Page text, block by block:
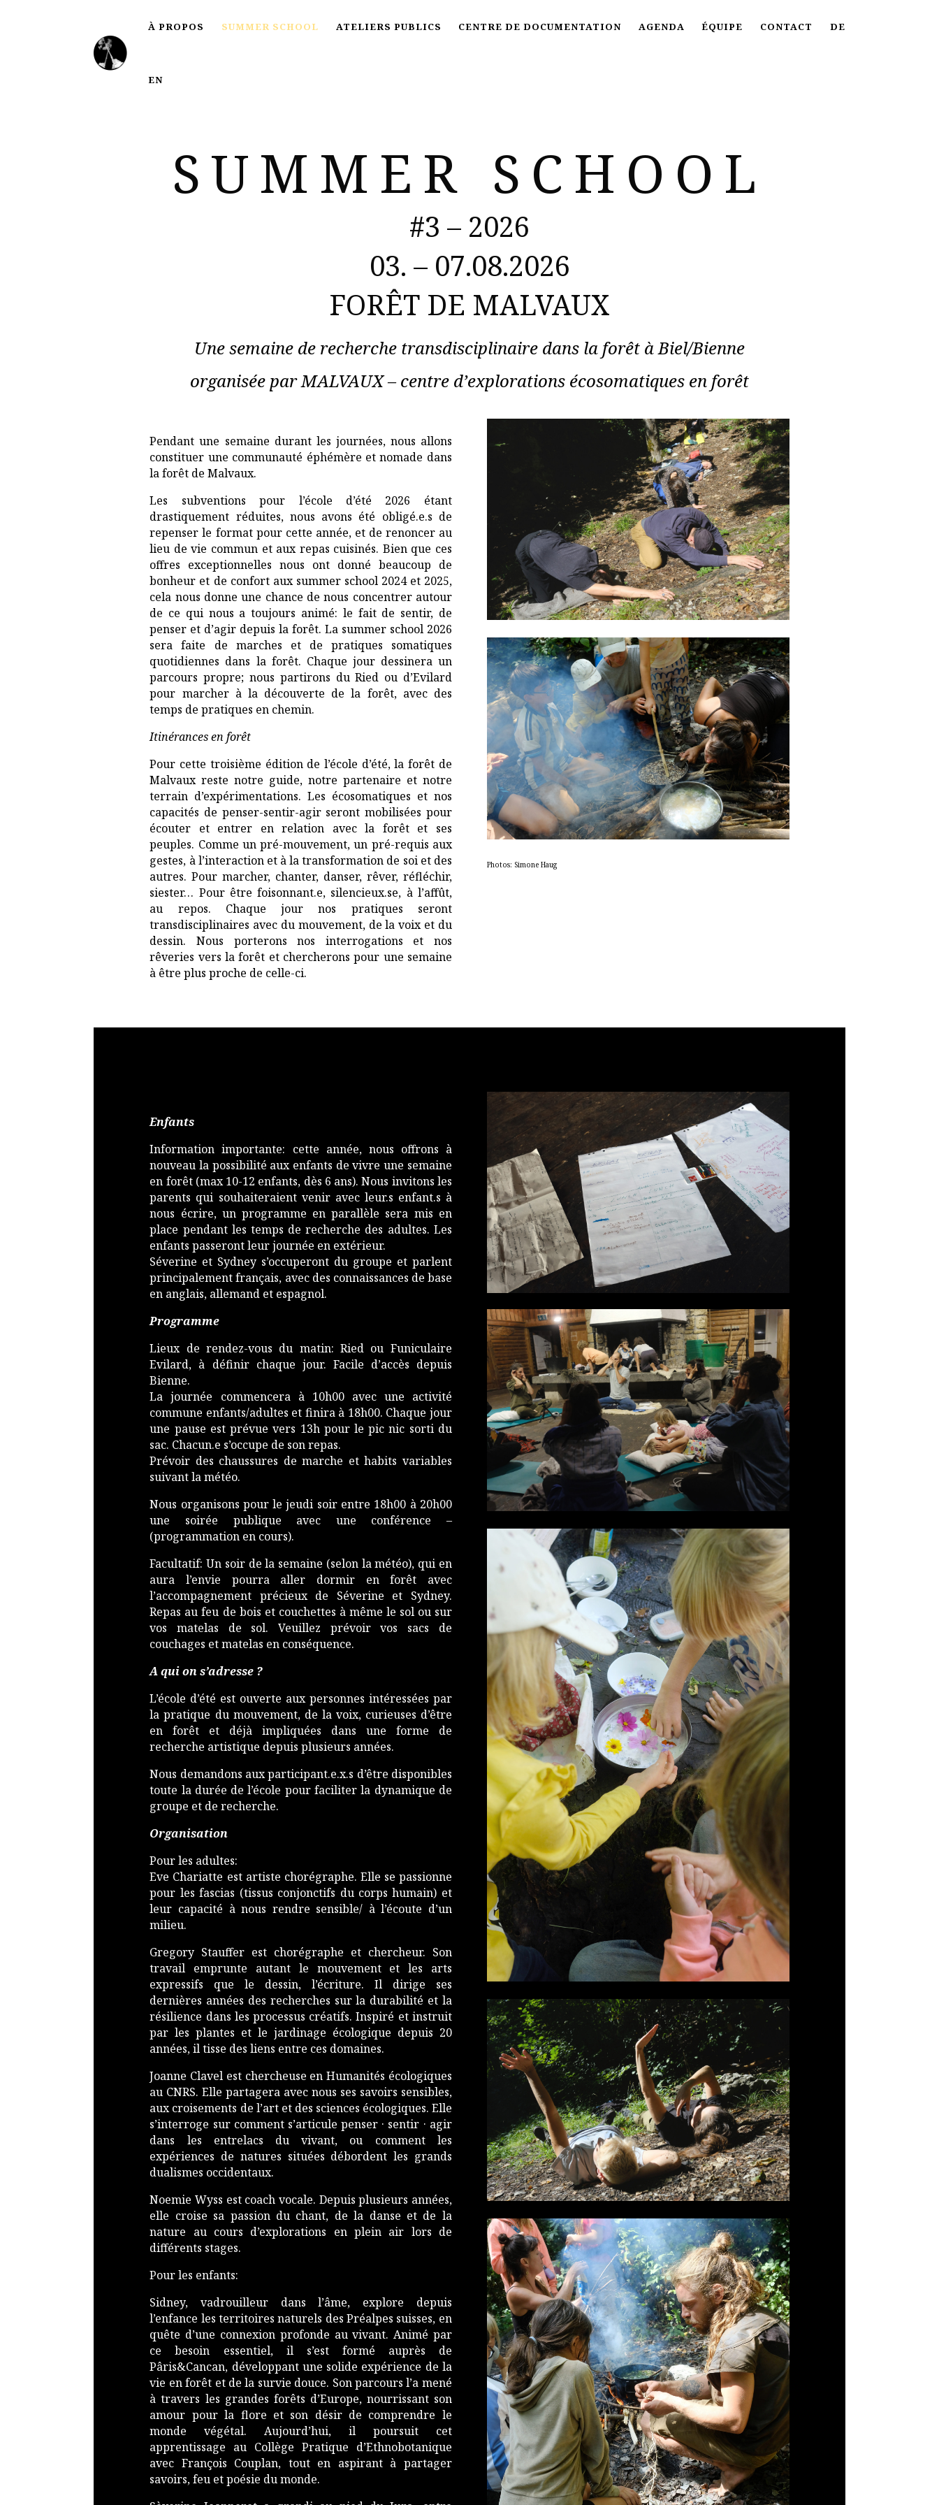
À PROPOS SUMMER SCHOOL ATELIERS PUBLICS CENTRE DE DOCUMENTATION AGENDA ÉQUIPE CONTACT DE
EN
SUMMER SCHOOL
#3 – 2026
03. – 07.08.2026
FORÊT DE MALVAUX
Une semaine de recherche transdisciplinaire dans la forêt à Biel/Bienne
organisée par MALVAUX – centre d’explorations écosomatiques en forêt
Pendant une semaine durant les journées, nous allons
constituer une communauté éphémère et nomade dans
la forêt de Malvaux.
Les subventions pour l’école d’été 2026 étant
drastiquement réduites, nous avons été obligé.e.s de
repenser le format pour cette année, et de renoncer au
lieu de vie commun et aux repas cuisinés. Bien que ces
offres exceptionnelles nous ont donné beaucoup de
bonheur et de confort aux summer school 2024 et 2025,
cela nous donne une chance de nous concentrer autour
de ce qui nous a toujours animé: le fait de sentir, de
penser et d’agir depuis la forêt. La summer school 2026
sera faite de marches et de pratiques somatiques
quotidiennes dans la forêt. Chaque jour dessinera un
parcours propre; nous partirons du Ried ou d’Evilard
pour marcher à la découverte de la forêt, avec des
temps de pratiques en chemin.
Itinérances en forêt
Pour cette troisième édition de l’école d’été, la forêt de
Malvaux reste notre guide, notre partenaire et notre
terrain d’expérimentations. Les écosomatiques et nos
capacités de penser-sentir-agir seront mobilisées pour
écouter et entrer en relation avec la forêt et ses
peuples. Comme un pré-mouvement, un pré-requis aux
gestes, à l’interaction et à la transformation de soi et des
autres. Pour marcher, chanter, danser, rêver, réfléchir,
siester… Pour être foisonnant.e, silencieux.se, à l’affût,
au repos. Chaque jour nos pratiques seront
transdisciplinaires avec du mouvement, de la voix et du
dessin. Nous porterons nos interrogations et nos
rêveries vers la forêt et chercherons pour une semaine
à être plus proche de celle-ci.
Photos: Simone Haug
Enfants
Information importante: cette année, nous offrons à
nouveau la possibilité aux enfants de vivre une semaine
en forêt (max 10-12 enfants, dès 6 ans). Nous invitons les
parents qui souhaiteraient venir avec leur.s enfant.s à
nous écrire, un programme en parallèle sera mis en
place pendant les temps de recherche des adultes. Les
enfants passeront leur journée en extérieur.
Séverine et Sydney s’occuperont du groupe et parlent
principalement français, avec des connaissances de base
en anglais, allemand et espagnol.
Programme
Lieux de rendez-vous du matin: Ried ou Funiculaire
Evilard, à définir chaque jour. Facile d’accès depuis
Bienne.
La journée commencera à 10h00 avec une activité
commune enfants/adultes et finira à 18h00. Chaque jour
une pause est prévue vers 13h pour le pic nic sorti du
sac. Chacun.e s’occupe de son repas.
Prévoir des chaussures de marche et habits variables
suivant la météo.
Nous organisons pour le jeudi soir entre 18h00 à 20h00
une soirée publique avec une conférence –
(programmation en cours).
Facultatif: Un soir de la semaine (selon la météo), qui en
aura l’envie pourra aller dormir en forêt avec
l’accompagnement précieux de Séverine et Sydney.
Repas au feu de bois et couchettes à même le sol ou sur
vos matelas de sol. Veuillez prévoir vos sacs de
couchages et matelas en conséquence.
A qui on s’adresse ?
L’école d’été est ouverte aux personnes intéressées par
la pratique du mouvement, de la voix, curieuses d’être
en forêt et déjà impliquées dans une forme de
recherche artistique depuis plusieurs années.
Nous demandons aux participant.e.x.s d’être disponibles
toute la durée de l’école pour faciliter la dynamique de
groupe et de recherche.
Organisation
Pour les adultes:
Eve Chariatte est artiste chorégraphe. Elle se passionne
pour les fascias (tissus conjonctifs du corps humain) et
leur capacité à nous rendre sensible/ à l’écoute d’un
milieu.
Gregory Stauffer est chorégraphe et chercheur. Son
travail emprunte autant le mouvement et les arts
expressifs que le dessin, l’écriture. Il dirige ses
dernières années des recherches sur la durabilité et la
résilience dans les processus créatifs. Inspiré et instruit
par les plantes et le jardinage écologique depuis 20
années, il tisse des liens entre ces domaines.
Joanne Clavel est chercheuse en Humanités écologiques
au CNRS. Elle partagera avec nous ses savoirs sensibles,
aux croisements de l’art et des sciences écologiques. Elle
s’interroge sur comment s’articule penser · sentir · agir
dans les entrelacs du vivant, ou comment les
expériences de natures situées débordent les grands
dualismes occidentaux.
Noemie Wyss est coach vocale. Depuis plusieurs années,
elle croise sa passion du chant, de la danse et de la
nature au cours d’explorations en plein air lors de
différents stages.
Pour les enfants:
Sidney, vadrouilleur dans l’âme, explore depuis
l’enfance les territoires naturels des Préalpes suisses, en
quête d’une connexion profonde au vivant. Animé par
ce besoin essentiel, il s’est formé auprès de
Pâris&Cancan, développant une solide expérience de la
vie en forêt et de la survie douce. Son parcours l’a mené
à travers les grandes forêts d’Europe, nourrissant son
amour pour la flore et son désir de comprendre le
monde végétal. Aujourd’hui, il poursuit cet
apprentissage au Collège Pratique d’Ethnobotanique
avec François Couplan, tout en aspirant à partager
savoirs, feu et poésie du monde.